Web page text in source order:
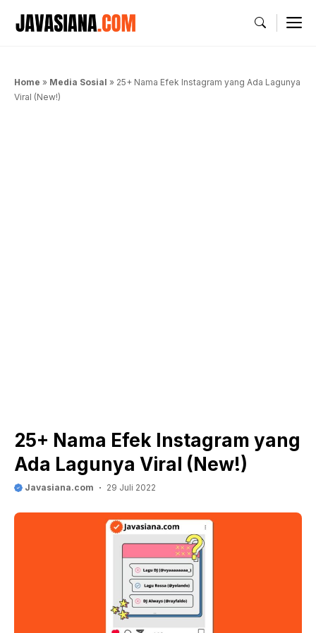
Home » Media Sosial » 25+ Nama Efek Instagram yang Ada Lagunya
Viral (New!)
25+ Nama Efek Instagram yang
Ada Lagunya Viral (New!)
Javasiana.com 29 Juli 2022